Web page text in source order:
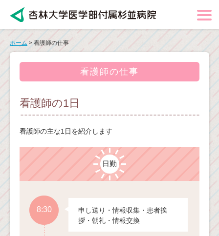
ホーム > 看護師の仕事
看護師の仕事
看護師の1日
看護師の主な1日を紹介します
日勤
8:30
申し送り・情報収集・患者挨
拶・朝礼・情報交換